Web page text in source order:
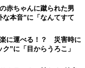
赤ちゃんに蹴られた男
本音”に「なんてすて
に運べる！？ 災害時に
”に「目からうろこ」